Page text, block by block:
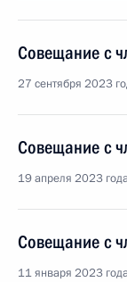
Совещание с
27 сентября 2023
Совещание с
19 апреля 2023
Совещание с
11 января 2023